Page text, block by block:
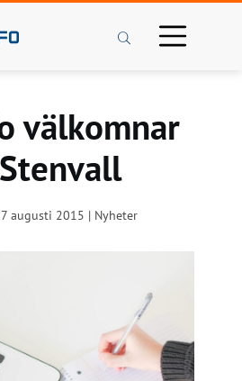
Sök
välkomnar
augusti 2015 | Nyheter